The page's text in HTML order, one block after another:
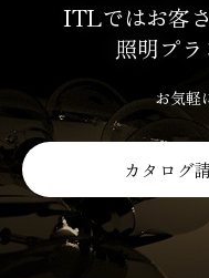
ITLではお客
照明プ
お気軽
カタログ